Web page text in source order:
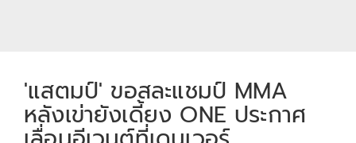
'แสตมป์' ขอสละแชมป์ MMA
หลังเข่ายังเดี้ยง ONE ประกาศ